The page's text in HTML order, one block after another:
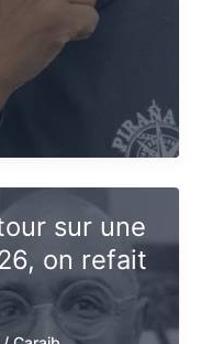
élus locaux,